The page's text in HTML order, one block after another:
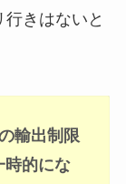
きはないと
輸出制限
時的にな